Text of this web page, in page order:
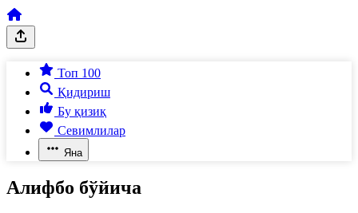
Топ 100
Қидириш
Бу қизиқ
Севимлилар
Яна
Алифбо бўйича